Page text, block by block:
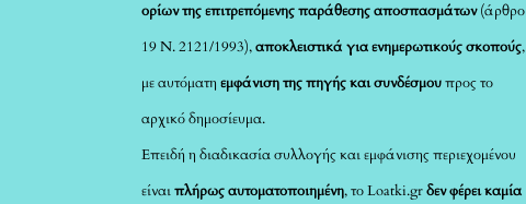
ορίων της επιτρεπόμενης παράθεσης αποσπασμάτων(άρθρο
19 Ν. 2121/1993),αποκλειστικά για ενημερωτικούς σκοπούς,
με αυτόματηεμφάνιση της πηγής και συνδέσμουπρος το
αρχικό δημοσίευμα.
Επειδή η διαδικασία συλλογής και εμφάνισης περιεχομένου
είναιπλήρως αυτοματοποιημένη, το Loatki.grδεν φέρει καμία